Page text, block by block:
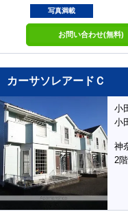
写真満載
お問い合わせ(無料)
カーサソレアードＣ
小
小
神
2